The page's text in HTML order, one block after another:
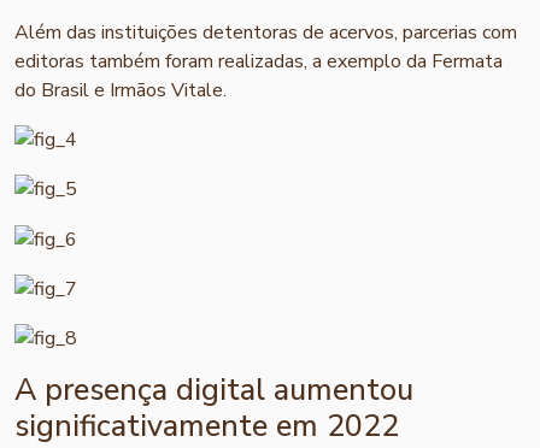
Além das instituições detentoras de acervos, parcerias com
editoras também foram realizadas, a exemplo da Fermata
do Brasil e Irmãos Vitale.
A presença digital aumentou
significativamente em 2022